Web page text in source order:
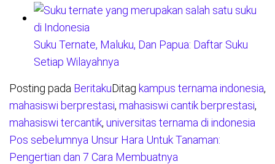
Suku Ternate, Maluku, Dan Papua: Daftar Suku
Setiap Wilayahnya
Posting pada BeritakuDitag kampus ternama indonesia,
mahasiswi berprestasi, mahasiswi cantik berprestasi,
mahasiswi tercantik, universitas ternama di indonesia
Navigasi
Pos sebelumnya Unsur Hara Untuk Tanaman:
Pengertian dan 7 Cara Membuatnya